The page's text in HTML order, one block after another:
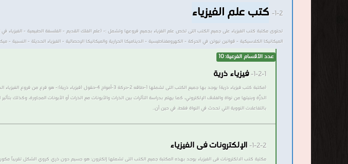
1-2- كتب علم الفيزياء
تحتوى مكتبة كتب الفيزياء على جميع الكتب التى تخص علم الفزياء بجميع فروعها وتشمل :- (علم الفلك القديم - الفلسفة الطبيعية - الفيزياء في
الميكانيكا الكلاسيكية - قوانين نيوتن في الحركة - الكهرومغناطيسية - الديناميكا الحرارية والميكانيكا الإحصائية - الفيزياء الحديثة - النسبية
عدد الأقسام الفرعية: 10
1-2-1- فيزياء ذرية
(مكتبة كتب فيزياء ذرية) يوجد بها جميع الكتب التى تشملها 1-طاقه 2-حركة 3-أمواج 4-حقول (فيزياء ذرية):- هو
الذرّة وبنيتها من نواة والغلاف الإلكتروني، كما يهتم بدراسة التآثرات بين الذرات والأيونات مع الذرات أو الأيونات المجاورة، وكذلك
بالتفاعلات النووية التي تحدث في النواة فقط، في حين أن..
1-2-2- الإلكترونات فى الفيزياء
مكتية كتب الالكترونات فى الفيزياء يوجد بهذه المكتبة جميع الكتب التى تشملها إلكترون: هو جسيم دون ذري كروي الشكل تقريباً